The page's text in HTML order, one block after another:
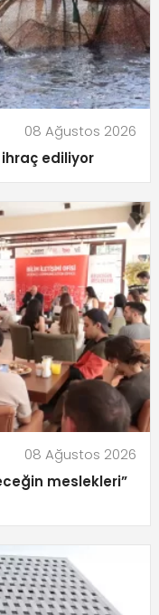
08 Ağustos 2026
ihraç ediliyor
08 Ağustos 2026
meslekleri”